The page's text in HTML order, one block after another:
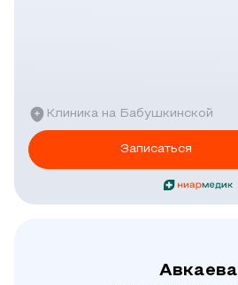
Клиника на Бабушкинской
Записаться
Авкаева